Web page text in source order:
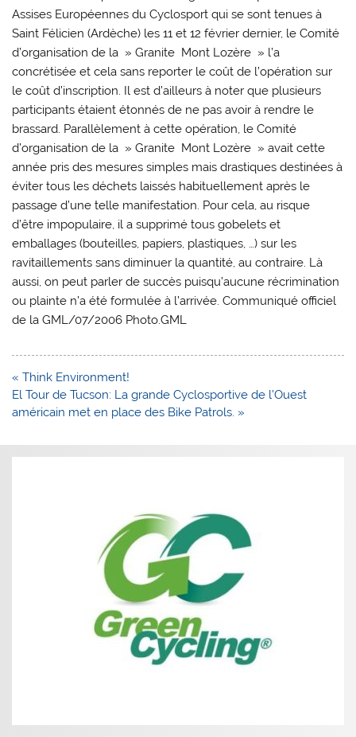
Assises Européennes du Cyclosport qui se sont tenues à
Saint Félicien (Ardèche) les 11 et 12 février dernier, le Comité
d’organisation de la » Granite  Mont Lozère » l’a
concrétisée et cela sans reporter le coût de l’opération sur
le coût d’inscription. Il est d’ailleurs à noter que plusieurs
participants étaient étonnés de ne pas avoir à rendre le
brassard. Parallèlement à cette opération, le Comité
d’organisation de la » Granite  Mont Lozère » avait cette
année pris des mesures simples mais drastiques destinées à
éviter tous les déchets laissés habituellement après le
passage d’une telle manifestation. Pour cela, au risque
d’être impopulaire, il a supprimé tous gobelets et
emballages (bouteilles, papiers, plastiques, …) sur les
ravitaillements sans diminuer la quantité, au contraire. Là
aussi, on peut parler de succès puisqu’aucune récrimination
ou plainte n’a été formulée à l’arrivée. Communiqué officiel
de la GML/07/2006 Photo.GML
Navigation
de
l’article
« Think Environment!
El Tour de Tucson: La grande Cyclosportive de l’Ouest
américain met en place des Bike Patrols. »